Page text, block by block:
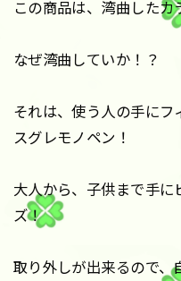
この商品は、湾曲したカ
なぜ湾曲していか！？
それは、使う人の手にフ
スグレモノペン！
大人から、子供まで手に
ズ！
取り外しが出来るので、